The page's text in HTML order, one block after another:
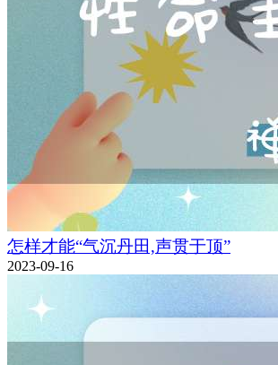
怎样才能“气沉丹田,声贯于顶”
2023-09-16